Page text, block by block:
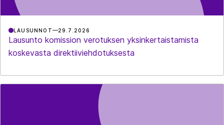
LAUSUNNOT 29.7.2026
Lausunto komission verotuksen yksinkertaistamista
koskevasta direktiiviehdotuksesta